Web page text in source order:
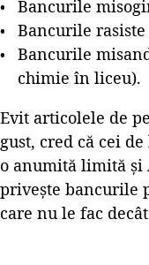
Bancurile
Bancurile
Bancurile
chimie în liceu).
Evit articolele de
gust, cred că cei
o anumită limită și
privește bancurile
care nu le fac